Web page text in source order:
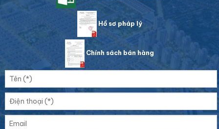
Hồ sơ pháp lý
Chính sách bán hàng